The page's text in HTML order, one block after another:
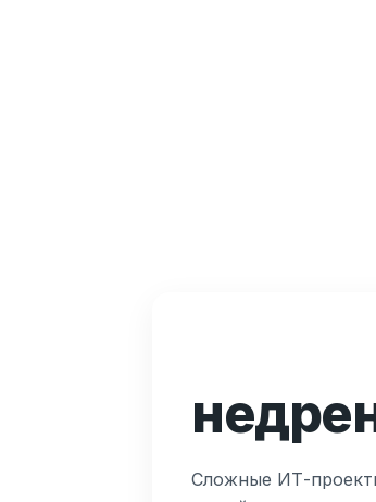
Сложные ИТ-